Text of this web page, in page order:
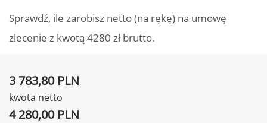
Sprawdź, ile zarobisz netto (na rękę) na umowę
zlecenie z kwotą 4280 zł brutto.
3 783,80 PLN
kwota netto
4 280,00 PLN